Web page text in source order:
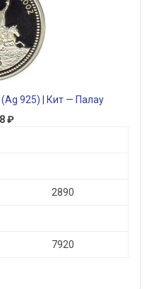
925) | Кит — Палау
₽
2890
7920